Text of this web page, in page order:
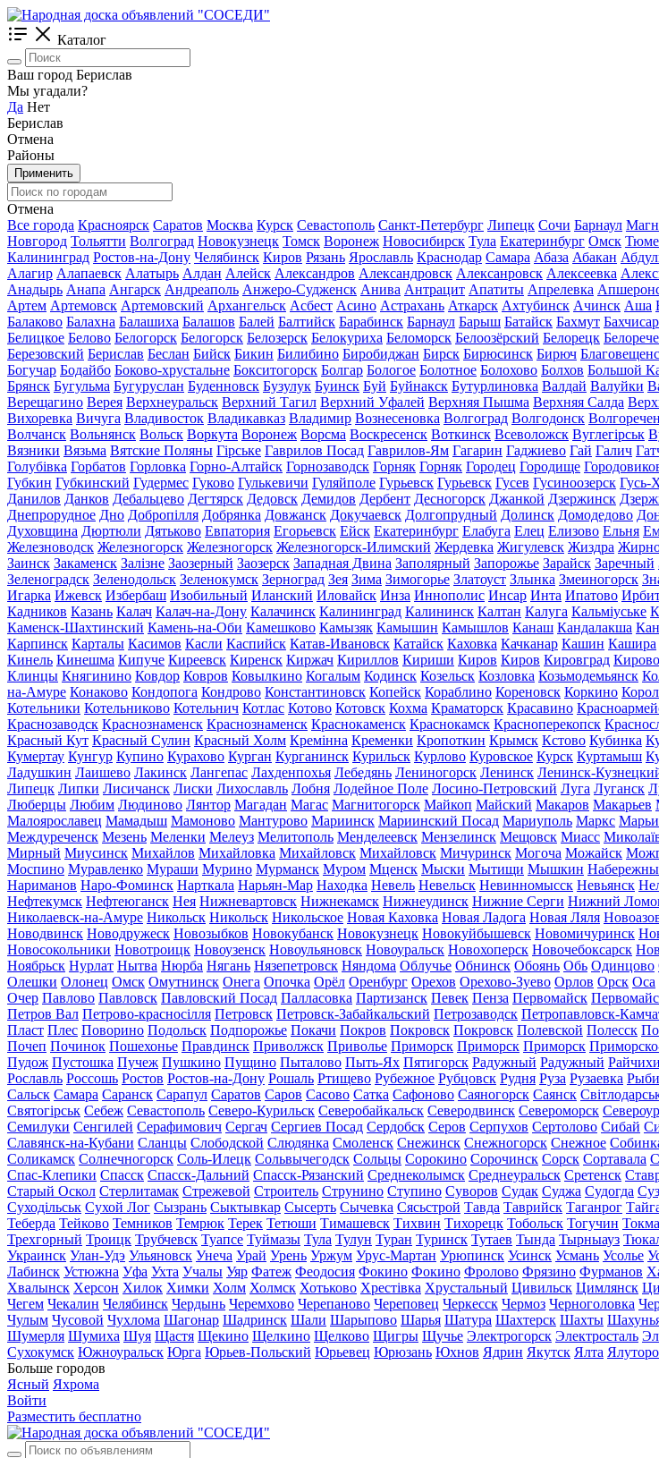
Каталог
Ваш город Берислав
Мы угадали?
Да Нет
Берислав
Отмена
Районы
Применить
Отмена
Все города Красноярск Саратов Москва Курск Севастополь Санкт-Петербург Липецк Сочи Барнаул
Новгород Тольятти Волгоград Новокузнецк Томск Воронеж Новосибирск Тула Екатеринбург Омск
Калининград Ростов-на-Дону Челябинск Киров Рязань Ярославль Краснодар Самара Абаза Абакан
Алагир Алапаевск Алатырь Алдан Алейск Александров Александровск Алексанровск Алексеевка
Анадырь Анапа Ангарск Андреаполь Анжеро-Судженск Анива Антрацит Апатиты Апрелевка
Артем Артемовск Артемовский Архангельск Асбест Асино Астрахань Аткарск Ахтубинск Ачинск Аша
Балаково Балахна Балашиха Балашов Балей Балтийск Барабинск Барнаул Барыш Батайск Бахмут
Белицкое Белово Белогорск Белогорск Белозерск Белокуриха Беломорск Белоозёрский Белорецк
Березовский Берислав Беслан Бийск Бикин Билибино Биробиджан Бирск Бирюсинск Бирюч
Богучар Бодайбо Боково-хрустальне Бокситогорск Болгар Бологое Болотное Болохово Болхов Большой
Брянск Бугульма Бугуруслан Буденновск Бузулук Буинск Буй Буйнакск Бутурлиновка Валдай Валуйки
Верещагино Верея Верхнеуральск Верхний Тагил Верхний Уфалей Верхняя Пышма Верхняя Салда
Вихоревка Вичуга Владивосток Владикавказ Владимир Вознесеновка Волгоград Волгодонск
Волчанск Вольнянск Вольск Воркута Воронеж Ворсма Воскресенск Воткинск Всеволожск Вуглегірськ
Вязники Вязьма Вятские Поляны Гірське Гаврилов Посад Гаврилов-Ям Гагарин Гаджиево Гай Галич
Голубівка Горбатов Горловка Горно-Алтайск Горнозаводск Горняк Горняк Городец Городище
Губкин Губкинский Гудермес Гуково Гулькевичи Гуляйполе Гурьевск Гурьевск Гусев Гусиноозерск Гусь-
Данилов Данков Дебальцево Дегтярск Дедовск Демидов Дербент Десногорск Джанкой Дзержинск
Днепрорудное Дно Добропілля Добрянка Довжанск Докучаевск Долгопрудный Долинск Домодедово
Духовщина Дюртюли Дятьково Евпатория Егорьевск Ейск Екатеринбург Елабуга Елец Елизово Ельня
Железноводск Железногорск Железногорск Железногорск-Илимский Жердевка Жигулевск Жиздра
Заинск Закаменск Залізне Заозерный Заозерск Западная Двина Заполярный Запорожье Зарайск Заречный
Зеленоградск Зеленодольск Зеленокумск Зерноград Зея Зима Зимогорье Златоуст Злынка Змеиногорск
Игарка Ижевск Избербаш Изобильный Иланский Иловайск Инза Иннополис Инсар Инта Ипатово
Кадников Казань Калач Калач-на-Дону Калачинск Калининград Калининск Калтан Калуга Кальміуське
Каменск-Шахтинский Камень-на-Оби Камешково Камызяк Камышин Камышлов Канаш Кандалакша
Карпинск Карталы Касимов Касли Каспийск Катав-Ивановск Катайск Каховка Качканар Кашин Кашира
Кинель Кинешма Кипуче Киреевск Киренск Киржач Кириллов Кириши Киров Киров Кировград
Клинцы Княгинино Ковдор Ковров Ковылкино Когалым Кодинск Козельск Козловка Козьмодемьянск
на-Амуре Конаково Кондопога Кондрово Константиновск Копейск Кораблино Кореновск Коркино
Котельники Котельниково Котельнич Котлас Котово Котовск Кохма Краматорск Красавино
Краснозаводск Краснознаменск Краснознаменск Краснокаменск Краснокамск Красноперекопск
Красный Кут Красный Сулин Красный Холм Кремінна Кременки Кропоткин Крымск Кстово Кубинка
Кумертау Кунгур Купино Курахово Курган Курганинск Курильск Курлово Куровское Курск Куртамыш
Ладушкин Лаишево Лакинск Лангепас Лахденпохья Лебедянь Лениногорск Ленинск Ленинск-
Липецк Липки Лисичанск Лиски Лихославль Лобня Лодейное Поле Лосино-Петровский Луга Луганск
Люберцы Любим Людиново Лянтор Магадан Магас Магнитогорск Майкоп Майский Макаров Макарьев
Малоярославец Мамадыш Мамоново Мантурово Мариинск Мариинский Посад Мариуполь Маркс
Междуреченск Мезень Меленки Мелеуз Мелитополь Менделеевск Мензелинск Мещовск Миасс
Мирный Миусинск Михайлов Михайловка Михайловск Михайловск Мичуринск Могоча Можайск
Моспино Муравленко Мураши Мурино Мурманск Муром Мценск Мыски Мытищи Мышкин
Нариманов Наро-Фоминск Нарткала Нарьян-Мар Находка Невель Невельск Невинномысск Невьянск
Нефтекумск Нефтеюганск Нея Нижневартовск Нижнекамск Нижнеудинск Нижние Серги Нижний
Николаевск-на-Амуре Никольск Никольск Никольское Новая Каховка Новая Ладога Новая Ляля
Новодвинск Новодружеск Новозыбков Новокубанск Новокузнецк Новокуйбышевск Новомичуринск
Новосокольники Новотроицк Новоузенск Новоульяновск Новоуральск Новохоперск Новочебоксарск
Ноябрьск Нурлат Нытва Нюрба Нягань Нязепетровск Няндома Облучье Обнинск Обоянь Обь Одинцово
Олешки Олонец Омск Омутнинск Онега Опочка Орёл Оренбург Орехов Орехово-Зуево Орлов Орск Оса
Очер Павлово Павловск Павловский Посад Палласовка Партизанск Певек Пенза Первомайск
Петров Вал Петрово-красносілля Петровск Петровск-Забайкальский Петрозаводск Петропавловск-
Пласт Плес Поворино Подольск Подпорожье Покачи Покров Покровск Покровск Полевской Полесск
Почеп Починок Пошехонье Правдинск Приволжск Приволье Приморск Приморск Приморск
Пудож Пустошка Пучеж Пушкино Пущино Пыталово Пыть-Ях Пятигорск Радужный Радужный
Рославль Россошь Ростов Ростов-на-Дону Рошаль Ртищево Рубежное Рубцовск Рудня Руза Рузаевка
Сальск Самара Саранск Сарапул Саратов Саров Сасово Сатка Сафоново Саяногорск Саянск
Святогірськ Себеж Севастополь Северо-Курильск Северобайкальск Северодвинск Североморск
Семилуки Сенгилей Серафимович Сергач Сергиев Посад Сердобск Серов Серпухов Сертолово Сибай
Славянск-на-Кубани Сланцы Слободской Слюдянка Смоленск Снежинск Снежногорск Снежное
Соликамск Солнечногорск Соль-Илецк Сольвычегодск Сольцы Сорокино Сорочинск Сорск Сортавала
Спас-Клепики Спасск Спасск-Дальний Спасск-Рязанский Среднеколымск Среднеуральск Сретенск
Старый Оскол Стерлитамак Стрежевой Строитель Струнино Ступино Суворов Судак Суджа Судогда
Суходільськ Сухой Лог Сызрань Сыктывкар Сысерть Сычевка Сясьстрой Тавда Таврийск Таганрог
Теберда Тейково Темников Темрюк Терек Тетюши Тимашевск Тихвин Тихорецк Тобольск Тогучин
Трехгорный Троицк Трубчевск Туапсе Туймазы Тула Тулун Туран Туринск Тутаев Тында Тырныауз
Украинск Улан-Удэ Ульяновск Унеча Урай Урень Уржум Урус-Мартан Урюпинск Усинск Усмань Усолье
Лабинск Устюжна Уфа Ухта Учалы Уяр Фатеж Феодосия Фокино Фокино Фролово Фрязино Фурманов
Хвалынск Херсон Хилок Химки Холм Холмск Хотьково Хрестівка Хрустальный Цивильск Цимлянск
Чегем Чекалин Челябинск Чердынь Черемхово Черепаново Череповец Черкесск Чермоз Черноголовка
Чулым Чусовой Чухлома Шагонар Шадринск Шали Шарыпово Шарья Шатура Шахтерск Шахты
Шумерля Шумиха Шуя Щастя Щекино Щелкино Щелково Щигры Щучье Электрогорск Электросталь
Сухокумск Южноуральск Юрга Юрьев-Польский Юрьевец Юрюзань Юхнов Ядрин Якутск Ялта
Больше городов
Ясный Яхрома
Войти
Разместить бесплатно